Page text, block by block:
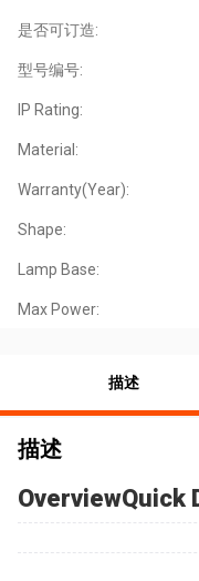
是否可订造:
型号编号:
IP Rating:
Material:
Warranty(Year):
Shape:
Lamp Base:
Max Power:
描述
描述
OverviewQuick